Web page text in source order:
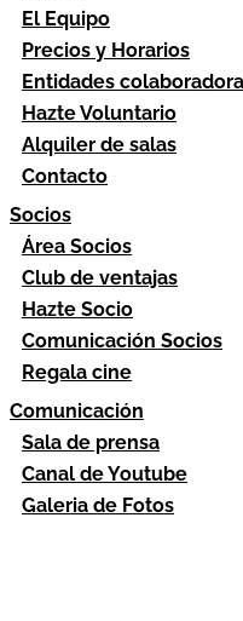
El Equipo
Precios y Horarios
Entidades
Hazte Voluntario
Alquiler de salas
Contacto
Socios
Área Socios
Club de ventajas
Hazte Socio
Comunicación Socios
Regala cine
Comunicación
Sala de prensa
Canal de Youtube
Galeria de Fotos